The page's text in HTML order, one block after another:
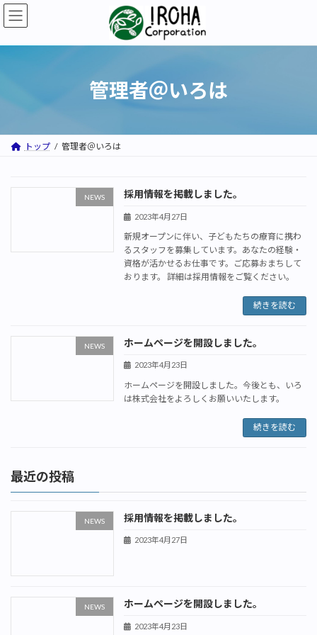
コ
ン
ン
プ
ナ
ビ
ー
動
管理者＠いろは
トップ 管理者＠いろは
NEWS 採用情報を掲載しました。
2023年4月27日
新規オープンに伴い、子どもたちの療育に携わ
るスタッフを募集しています。あなたの経験・
資格が活かせるお仕事です。ご応募おまちして
おります。 詳細は採用情報をご覧ください。
続きを読む
NEWS ホームページを開設しました。
2023年4月23日
ホームページを開設しました。今後とも、いろ
は株式会社をよろしくお願いいたします。
続きを読む
最近の投稿
NEWS 採用情報を掲載しました。
2023年4月27日
NEWS ホームページを開設しました。
2023年4月23日